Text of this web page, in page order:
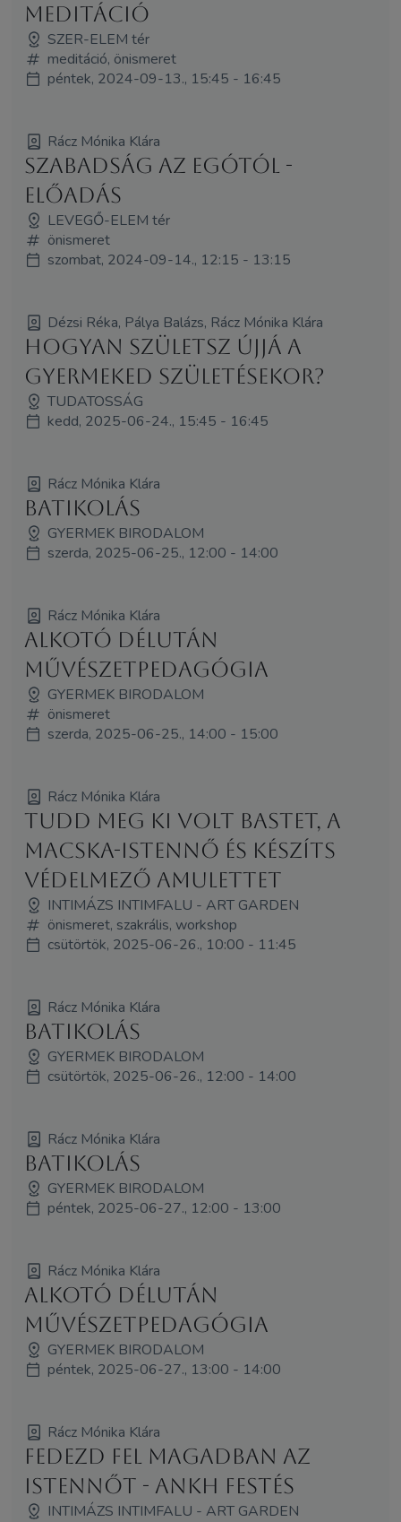
MEDITÁCIÓ
SZER-ELEM tér
meditáció, önismeret
péntek, 2024-09-13., 15:45 - 16:45
Rácz Mónika Klára
Szabadság az Egótól -
ELŐADÁS
LEVEGŐ-ELEM tér
önismeret
szombat, 2024-09-14., 12:15 - 13:15
Dézsi Réka, Pálya Balázs, Rácz Mónika Klára
Hogyan születsz újjá a
gyermeked születésekor?
TUDATOSSÁG
kedd, 2025-06-24., 15:45 - 16:45
Rácz Mónika Klára
BATIKOLÁS
GYERMEK BIRODALOM
szerda, 2025-06-25., 12:00 - 14:00
Rácz Mónika Klára
Alkotó délután
művészetpedagógia
GYERMEK BIRODALOM
önismeret
szerda, 2025-06-25., 14:00 - 15:00
Rácz Mónika Klára
Tudd meg ki volt Bastet, a
macska-istennő és készíts
védelmező amulettet
INTIMÁZS INTIMFALU - ART GARDEN
önismeret, szakrális, workshop
csütörtök, 2025-06-26., 10:00 - 11:45
Rácz Mónika Klára
Batikolás
GYERMEK BIRODALOM
csütörtök, 2025-06-26., 12:00 - 14:00
Rácz Mónika Klára
BATIKOLÁS
GYERMEK BIRODALOM
péntek, 2025-06-27., 12:00 - 13:00
Rácz Mónika Klára
Alkotó délután
művészetpedagógia
GYERMEK BIRODALOM
péntek, 2025-06-27., 13:00 - 14:00
Rácz Mónika Klára
Fedezd fel magadban az
Istennőt - Ankh festés
INTIMÁZS INTIMFALU - ART GARDEN